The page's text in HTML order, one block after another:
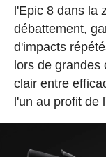
l'Epic 8 dans la
débattement,
d'impacts
lors de grandes
clair entre
l'un au profit de